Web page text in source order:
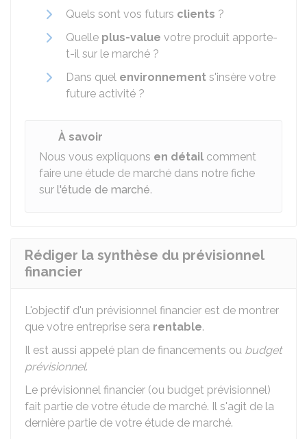
Quels sont vos futurs clients ?
Quelle plus-value votre produit apporte-
t-il sur le marché ?
Dans quel environnement s'insère votre
future activité ?
À savoir
Nous vous expliquons en détail comment
faire une étude de marché dans notre fiche
sur l'étude de marché.
Rédiger la synthèse du prévisionnel
financier
L'objectif d'un prévisionnel financier est de montrer
que votre entreprise sera rentable.
Il est aussi appelé plan de financements ou budget
prévisionnel.
Le prévisionnel financier (ou budget prévisionnel)
fait partie de votre étude de marché. Il s'agit de la
dernière partie de votre étude de marché.